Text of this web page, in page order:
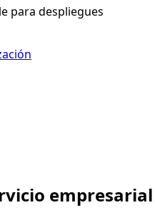
para despliegues
empresarial